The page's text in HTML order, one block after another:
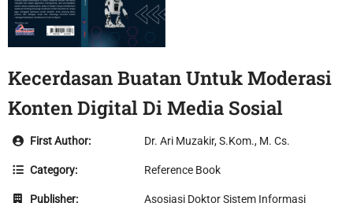
Kecerdasan Buatan Untuk Moderasi
Konten Digital Di Media Sosial
First Author: Dr. Ari Muzakir, S.Kom., M. Cs.
Category: Reference Book
Publisher:
Asosiasi Doktor Sistem Informasi